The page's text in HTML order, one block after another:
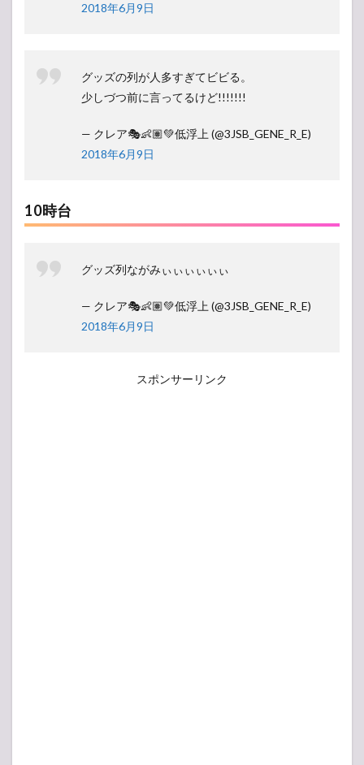
2018年6月9日
グッズの列が人多すぎてビビる。
少しづつ前に言ってるけど!!!!!!!
— クレア🎭👶🏽💚低浮上 (@3JSB_GENE_R_E)
2018年6月9日
10時台
グッズ列ながみぃぃぃぃぃぃ
— クレア🎭👶🏽💚低浮上 (@3JSB_GENE_R_E)
2018年6月9日
スポンサーリンク